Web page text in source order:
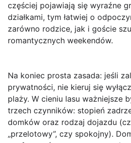
częściej pojawiają się wyraźne
działkami, tym łatwiej o
zarówno rodzice, jak i goście
romantycznych weekendów.
Na koniec prosta zasada: jeśli
prywatności, nie kieruj się
plaży. W cieniu lasu ważniejsze
trzech czynników: stopień
domków oraz rodzaj dojazdu
„przelotowy”, czy spokojny).